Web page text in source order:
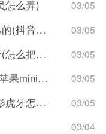
怎么弄) 03/05
抖音手机直播背景如何换成自己的(抖音手机直播手游) 03/05
怎么把下载的电影片段发到抖音(怎么把下载的电影片段发到抖音上) 03/05
苹果平板mini4可以下载抖音吗(苹果mini4平板多少钱) 03/05
抖音热播电影虎牙(抖音热播电影虎牙怎么看) 03/05
03/04